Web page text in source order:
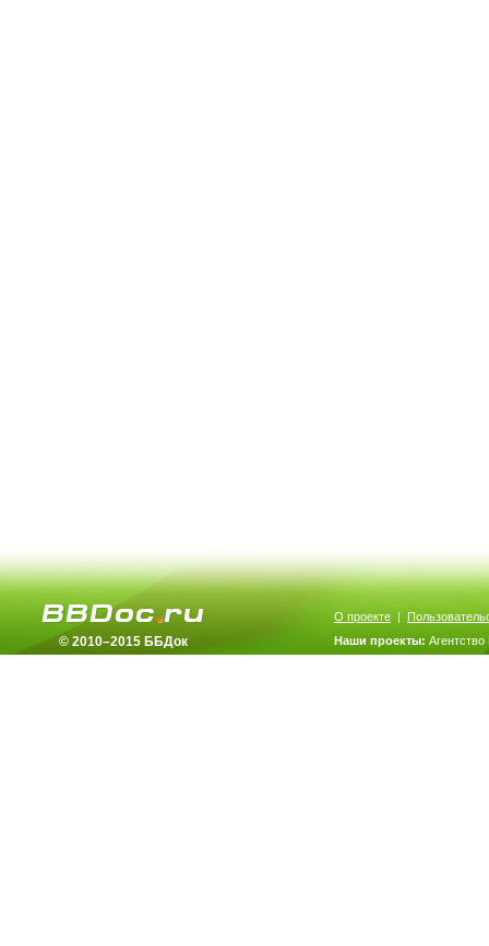
© 2010–2015 ББДок
О проекте |
Наши проекты: